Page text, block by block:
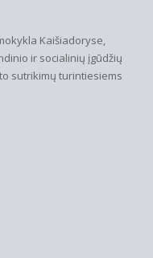
Kaišiadoryse,
ir socialinių įgūdžių
sutrikimų turintiesiems